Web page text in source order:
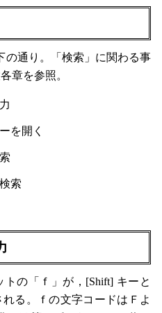
通り。「検索」に関わる事
章を参照。
を開く
索
の「ｆ」が，[Shift] キーと
る。ｆの文字コードはＦよ